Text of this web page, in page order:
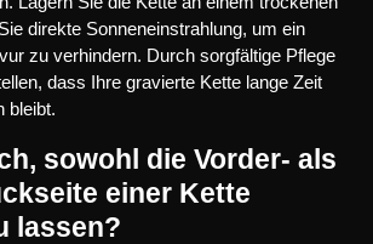
direkte Sonneneinstrahlung, um ein
zu verhindern. Durch sorgfältige Pflege
dass Ihre gravierte Kette lange Zeit
bleibt.
sowohl die Vorder- als
einer Kette
lassen?